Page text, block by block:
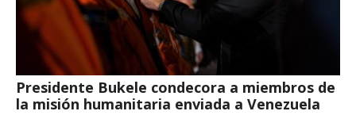
Presidente Bukele condecora a miembros de
la misión humanitaria enviada a Venezuela